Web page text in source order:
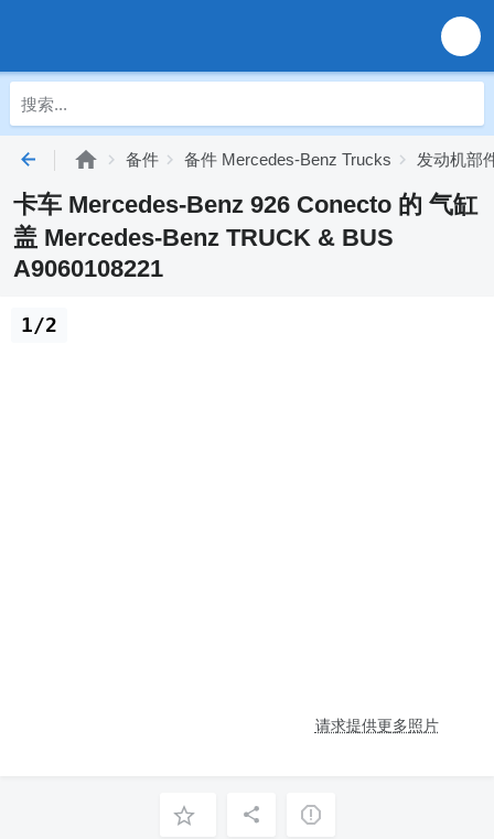
备件 备件 Mercedes-Benz Trucks 发动机部
卡车 Mercedes-Benz 926 Conecto 的 气缸
盖 Mercedes-Benz TRUCK & BUS
A9060108221
请求提供更多照片
1/2